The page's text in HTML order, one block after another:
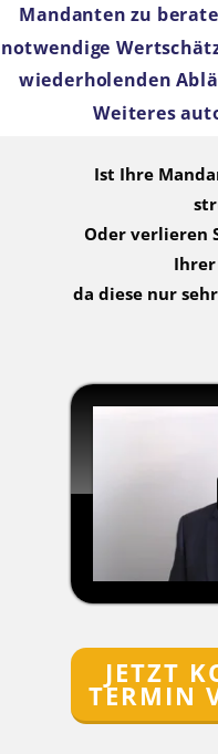
Mandanten zu
notwendige
wiederholenden
Weiteres
Ist Ihre
Oder verlieren
da diese nur
JETZT
TERMIN